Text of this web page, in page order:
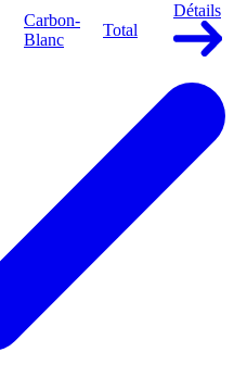
Carbon-
Blanc
Total
Détails